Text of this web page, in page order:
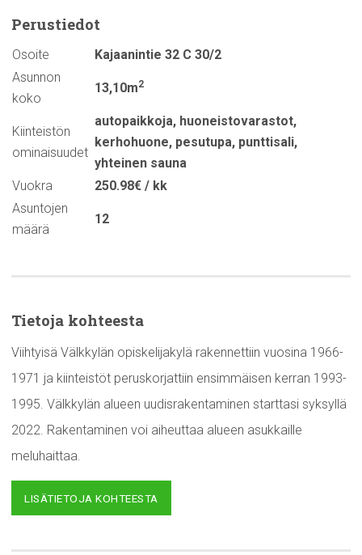
Perustiedot
Osoite
Kajaanintie 32 C 30/2
Asunnon
koko
13,10m2
Kiinteistön
ominaisuudet
autopaikkoja, huoneistovarastot,
kerhohuone, pesutupa, punttisali,
yhteinen sauna
Vuokra
250.98€ / kk
Asuntojen
määrä
12
Tietoja kohteesta
Viihtyisä Välkkylän opiskelijakylä rakennettiin vuosina 1966-
1971 ja kiinteistöt peruskorjattiin ensimmäisen kerran 1993-
1995. Välkkylän alueen uudisrakentaminen starttasi syksyllä
2022. Rakentaminen voi aiheuttaa alueen asukkaille
meluhaittaa.
LISÄTIETOJA KOHTEESTA